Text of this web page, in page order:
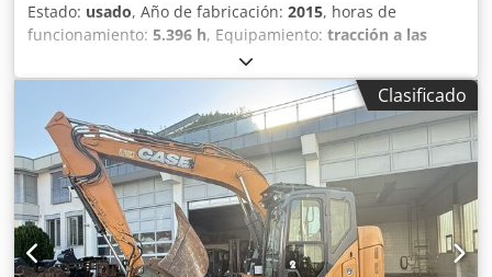
Estado: usado, Año de fabricación: 2015, horas de
funcionamiento: 5.396 h, Equipamiento: tracción a las
, CATERPILLAR Modelo: 1650M Peso en vacío:
19 200 kg Potencia: 122 kW Horas de trabajo: 5396
Equipamiento: - Asiento calefactado - Aire acondicionado -
Radio - Rastrillo trasero con 3 dientes - Dispositivos y
rejillas de protección de la cabina en la parte delantera
Dcodpfx Aszhyrmeagjk - Pala niveladora (plegable
hidráulicamente) Con gusto le brindamos asistencia
también en el área de financiación/arrendamiento a través
de nuestros socios. Todos los datos sin garantía. Salvo
error y omisión.
Clasificado